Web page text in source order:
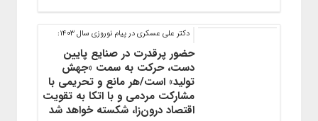
دکتر علی عسکری در پیام نوروزی سال ۱۴۰۳:
حضور پرقدرت در صنایع پایین
دست، حرکت به سمت «جهش
تولید» است/هر مانع و تحریمی با
مشارکت مردمی و با اتکا به تقویت
اقتصاد درون‌زا، شکسته خواهد شد